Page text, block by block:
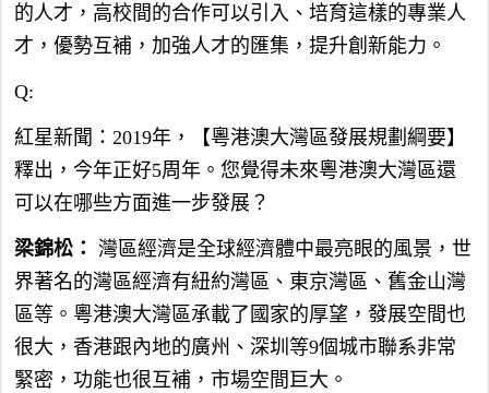
的人才，高校間的合作可以引入、培育這樣的專業人
才，優勢互補，加強人才的匯集，提升創新能力。
Q:
紅星新聞：2019年，【粵港澳大灣區發展規劃綱要】
釋出，今年正好5周年。您覺得未來粵港澳大灣區還
可以在哪些方面進一步發展？
梁錦松： 灣區經濟是全球經濟體中最亮眼的風景，世
界著名的灣區經濟有紐約灣區、東京灣區、舊金山灣
區等。粵港澳大灣區承載了國家的厚望，發展空間也
很大，香港跟內地的廣州、深圳等9個城市聯系非常
緊密，功能也很互補，市場空間巨大。